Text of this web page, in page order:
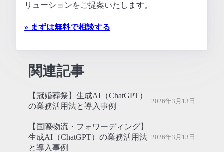
リューションをご提案いたします。
» まずは無料で相談する
関連記事
【冠婚葬祭】生成AI（ChatGPT）
の業務活用法と導入事例
2026年3月13日
【国際物流・フォワーディング】
生成AI（ChatGPT）の業務活用法
と導入事例
2026年3月13日